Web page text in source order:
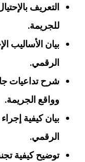
التعريف
للجريمة.
بيان الأساليب
الرقمي.
شرح تداعيات
وواقع الجريمة.
بيان كيفية
الرقمي.
توضيح كيفية